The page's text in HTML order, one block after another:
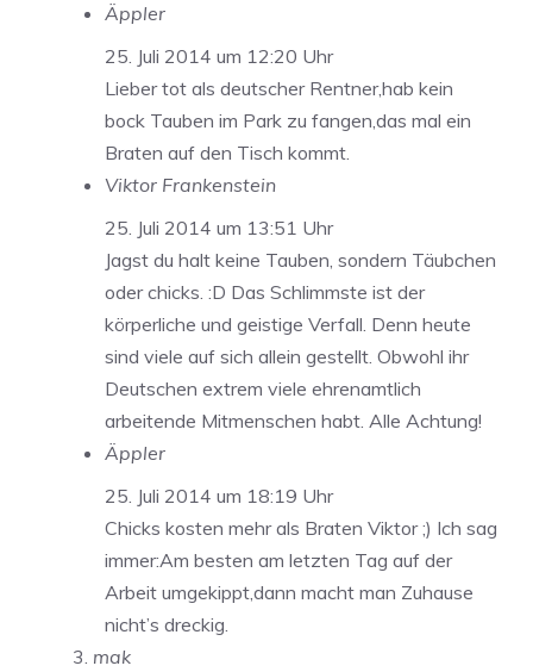
Äppler
25. Juli 2014 um 12:20 Uhr
Lieber tot als deutscher Rentner,hab kein
bock Tauben im Park zu fangen,das mal ein
Braten auf den Tisch kommt.
Viktor Frankenstein
25. Juli 2014 um 13:51 Uhr
Jagst du halt keine Tauben, sondern Täubchen
oder chicks. :D Das Schlimmste ist der
körperliche und geistige Verfall. Denn heute
sind viele auf sich allein gestellt. Obwohl ihr
Deutschen extrem viele ehrenamtlich
arbeitende Mitmenschen habt. Alle Achtung!
Äppler
25. Juli 2014 um 18:19 Uhr
Chicks kosten mehr als Braten Viktor ;) Ich sag
immer:Am besten am letzten Tag auf der
Arbeit umgekippt,dann macht man Zuhause
nicht’s dreckig.
mak